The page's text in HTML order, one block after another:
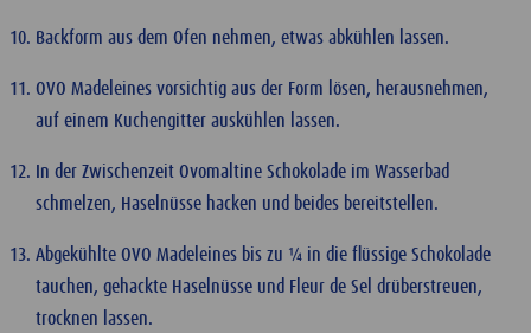
Backform aus dem Ofen nehmen, etwas abkühlen lassen.
OVO Madeleines vorsichtig aus der Form lösen, herausnehmen,
auf einem Kuchengitter auskühlen lassen.
In der Zwischenzeit Ovomaltine Schokolade im Wasserbad
schmelzen, Haselnüsse hacken und beides bereitstellen.
Abgekühlte OVO Madeleines bis zu ¼ in die flüssige Schokolade
tauchen, gehackte Haselnüsse und Fleur de Sel drüberstreuen,
trocknen lassen.